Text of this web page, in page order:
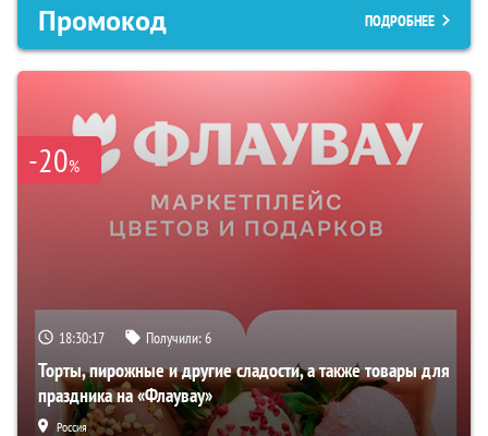
Промокод ПОДРОБНЕЕ
-20%
18:30:16 Получили:6
Торты, пирожные и другие сладости, а также товары для
праздника на «Флаувау»
Россия